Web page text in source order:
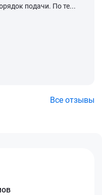
подачи. По те...
Все отзывы